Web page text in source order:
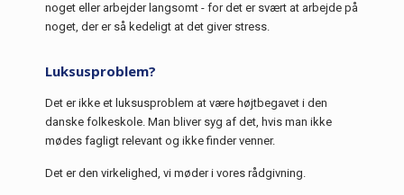
noget eller arbejder langsomt - for det er svært at arbejde på
noget, der er så kedeligt at det giver stress.
Luksusproblem?
Det er ikke et luksusproblem at være højtbegavet i den
danske folkeskole. Man bliver syg af det, hvis man ikke
mødes fagligt relevant og ikke finder venner.
Det er den virkelighed, vi møder i vores rådgivning.